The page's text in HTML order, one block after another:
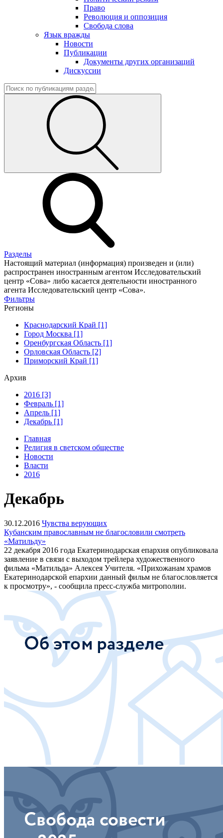
Право
Революция и оппозиция
Свобода слова
Язык вражды
Новости
Публикации
Документы других организаций
Дискуссии
Разделы
Настоящий материал (информация) произведен и (или)
распространен иностранным агентом Исследовательский
центр «Сова» либо касается деятельности иностранного
агента Исследовательский центр «Сова».
Фильтры
Регионы
Краснодарский Край [1]
Город Москва [1]
Оренбургская Область [1]
Орловская Область [2]
Приморский Край [1]
Архив
2016 [3]
Февраль [1]
Апрель [1]
Декабрь [1]
Главная
Религия в светском обществе
Новости
Власти
2016
Декабрь
30.12.2016 Чувства верующих
Кубанским православным не благословили смотреть
«Матильду»
22 декабря 2016 года Екатеринодарская епархия опубликовала
заявление в связи с выходом трейлера художественного
фильма «Матильда» Алексея Учителя. «Прихожанам храмов
Екатеринодарской епархии данный фильм не благословляется
к просмотру», - сообщила пресс-служба митрополии.